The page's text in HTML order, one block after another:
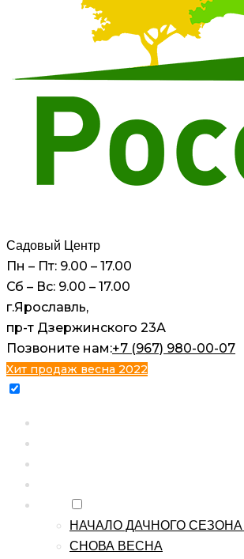
Садовый Центр
Пн – Пт: 9.00 – 17.00
Сб – Вс: 9.00 – 17.00
г.Ярославль,
пр-т Дзержинского 23А
Позвоните нам:+7 (967) 980-00-07
Хит продаж весна 2022
НАЧАЛО ДАЧНОГО СЕЗОНА
СНОВА ВЕСНА